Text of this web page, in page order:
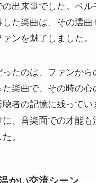
出来事でした。ベル
た楽曲は、その選曲
ンを魅了しました。
たのは、ファンから
楽曲で、その時の心
聴者の記憶に残ってい
、音楽面での才能も
。